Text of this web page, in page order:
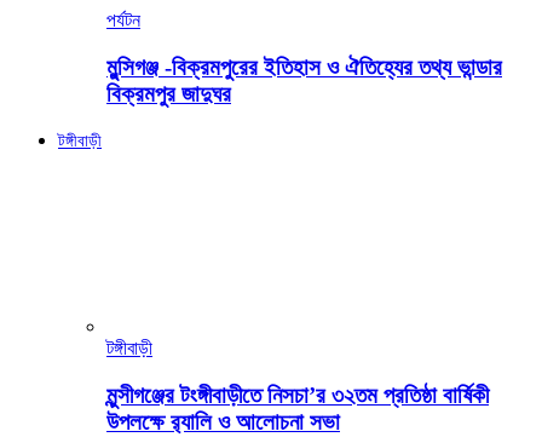
পর্যটন
মুন্সিগঞ্জ -বিক্রমপুরের ইতিহাস ও ঐতিহ্যের তথ্য ভান্ডার
বিক্রমপুর জাদুঘর
টঙ্গীবাড়ী
টঙ্গীবাড়ী
মুন্সীগঞ্জের টংঙ্গীবাড়ীতে নিসচা’র ৩২তম প্রতিষ্ঠা বার্ষিকী
উপলক্ষে র‍্যালি ও আলোচনা সভা